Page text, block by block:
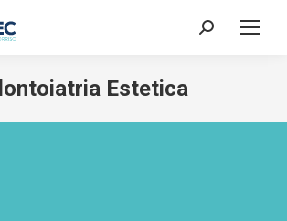
Estetica